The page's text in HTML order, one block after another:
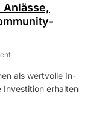
On
Münzen:
Besondere
Begrenzte
als wertvolle In-
Investition erhalten